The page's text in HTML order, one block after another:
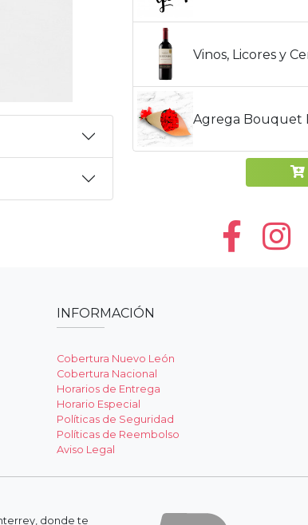
Vinos, Licores y
Agrega Bouquet
INFORMACIÓN
Cobertura Nuevo León
Cobertura Nacional
Horarios de Entrega
Horario Especial
Políticas de Seguridad
Políticas de Reembolso
Aviso Legal
donde te